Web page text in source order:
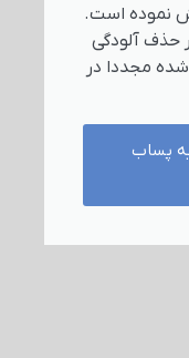
است.
آلودگی
در